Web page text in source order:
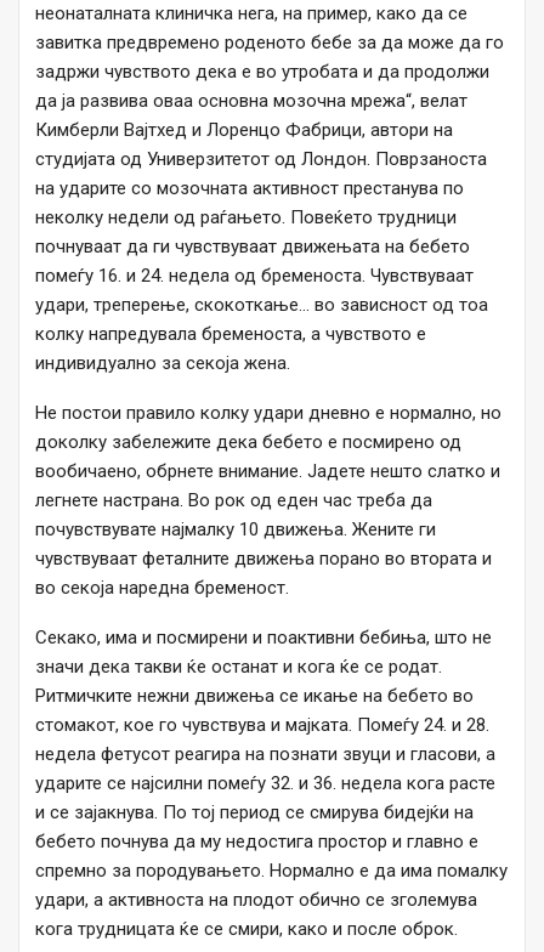
неонаталната клиничка нега, на пример, како да се
завитка предвремено роденото бебе за да може да го
задржи чувството дека е во утробата и да продолжи
да ја развива оваа основна мозочна мрежа“, велат
Кимберли Вајтхед и Лоренцо Фабрици, автори на
студијата од Универзитетот од Лондон. Поврзаноста
на ударите со мозочната активност престанува по
неколку недели од раѓањето. Повеќето трудници
почнуваат да ги чувствуваат движењата на бебето
помеѓу 16. и 24. недела од бременоста. Чувствуваат
удари, треперење, скокоткање… во зависност од тоа
колку напредувала бременоста, а чувството е
индивидуално за секоја жена.
Не постои правило колку удари дневно е нормално, но
доколку забележите дека бебето е посмирено од
вообичаено, обрнете внимание. Јадете нешто слатко и
легнете настрана. Во рок од еден час треба да
почувствувате најмалку 10 движења. Жените ги
чувствуваат феталните движења порано во втората и
во секоја наредна бременост.
Секако, има и посмирени и поактивни бебиња, што не
значи дека такви ќе останат и кога ќе се родат.
Ритмичките нежни движења се икање на бебето во
стомакот, кое го чувствува и мајката. Помеѓу 24. и 28.
недела фетусот реагира на познати звуци и гласови, а
ударите се најсилни помеѓу 32. и 36. недела кога расте
и се зајакнува. По тој период се смирува бидејќи на
бебето почнува да му недостига простор и главно е
спремно за породувањето. Нормално е да има помалку
удари, а активноста на плодот обично се зголемува
кога трудницата ќе се смири, како и после оброк.